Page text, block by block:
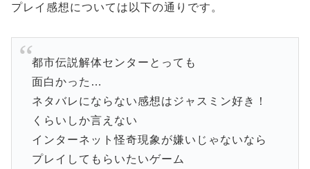
プレイ感想については以下の通りです。
都市伝説解体センターとっても
面白かった…
ネタバレにならない感想はジャスミン好き！
くらいしか言えない
インターネット怪奇現象が嫌いじゃないなら
プレイしてもらいたいゲーム